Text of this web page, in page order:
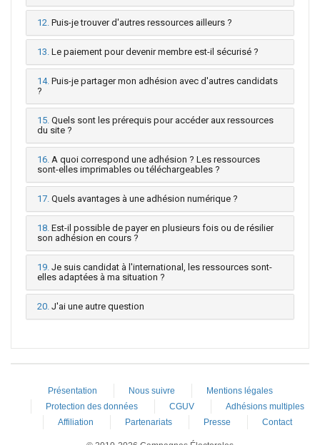
12. Puis-je trouver d'autres ressources ailleurs ?
13. Le paiement pour devenir membre est-il sécurisé ?
14. Puis-je partager mon adhésion avec d'autres candidats
?
15. Quels sont les prérequis pour accéder aux ressources
du site ?
16. A quoi correspond une adhésion ? Les ressources
sont-elles imprimables ou téléchargeables ?
17. Quels avantages à une adhésion numérique ?
18. Est-il possible de payer en plusieurs fois ou de résilier
son adhésion en cours ?
19. Je suis candidat à l'international, les ressources sont-
elles adaptées à ma situation ?
20. J'ai une autre question
Présentation Nous suivre
Mentions légales
Protection des données
CGUV
Adhésions multiples
Affiliation
Partenariats Presse Contact